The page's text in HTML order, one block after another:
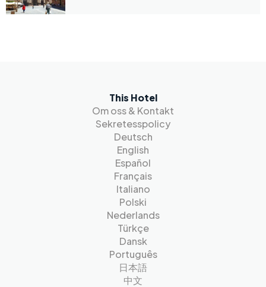
This Hotel
Om oss & Kontakt
Sekretesspolicy
Deutsch
English
Español
Français
Italiano
Polski
Nederlands
Türkçe
Dansk
Português
日本語
中文